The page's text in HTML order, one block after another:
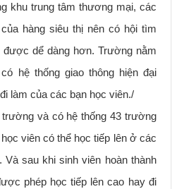
khu trung tâm thương mại, các
hàng siêu thị nên có hội tìm
dể dàng hơn. Trường nằm
hệ thống giao thông hiện đại
làm của các bạn học viên./
và có hệ thống 43 trường
viên có thể học tiếp lên ở các
sau khi sinh viên hoàn thành
phép học tiếp lên cao hay đi